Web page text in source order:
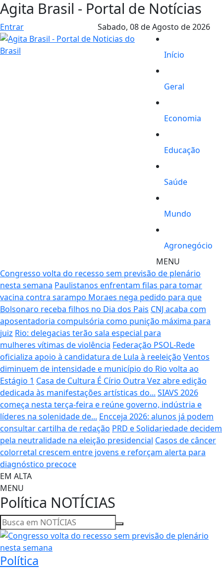
Agita Brasil - Portal de Notícias
Entrar Sabado, 08 de Agosto de 2026
Início
Geral
Economia
Educação
Saúde
Mundo
Agronegócio
MENU
Congresso volta do recesso sem previsão de plenário
nesta semana Paulistanos enfrentam filas para tomar
vacina contra sarampo Moraes nega pedido para que
Bolsonaro receba filhos no Dia dos Pais CNJ acaba com
aposentadoria compulsória como punição máxima para
juiz Rio: delegacias terão sala especial para
mulheres vítimas de violência Federação PSOL-Rede
oficializa apoio à candidatura de Lula à reeleição Ventos
diminuem de intensidade e município do Rio volta ao
Estágio 1 Casa de Cultura É Círio Outra Vez abre edição
dedicada às manifestações artísticas do... SIAVS 2026
começa nesta terça-feira e reúne governo, indústria e
líderes na solenidade de... Encceja 2026: alunos já podem
consultar cartilha de redação PRD e Solidariedade decidem
pela neutralidade na eleição presidencial Casos de câncer
colorretal crescem entre jovens e reforçam alerta para
diagnóstico precoce
EM ALTA
MENU
Política NOTÍCIAS
Política